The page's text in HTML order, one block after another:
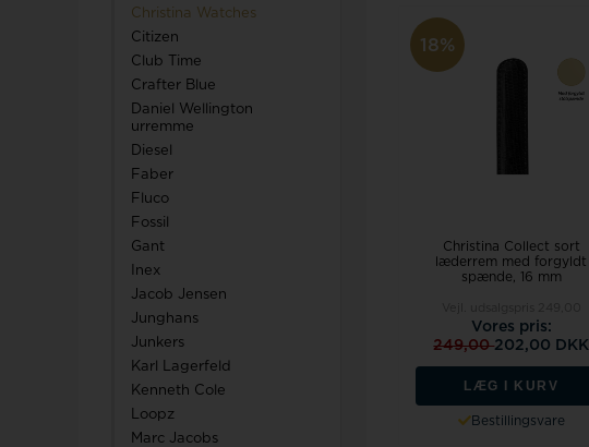
Christina Watches
Citizen
Club Time
Crafter Blue
Daniel Wellington
urremme
Diesel
Faber
Fluco
Fossil
Gant
Inex
Jacob Jensen
Junghans
Junkers
Karl Lagerfeld
Kenneth Cole
Loopz
Marc Jacobs
18%
Christina Collect sort
læderrem med forgyldt
spænde, 16 mm
Vores pris:
249,00202,00 DKK
LÆG I KURV
Bestillingsvare